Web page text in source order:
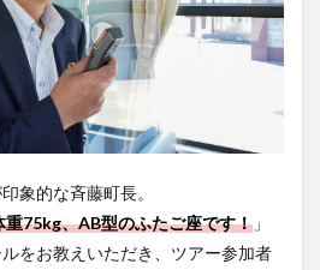
象的な斉藤町長。
75kg、AB型のふたご座です！ 」
をお教えいただき、ツアー参加者